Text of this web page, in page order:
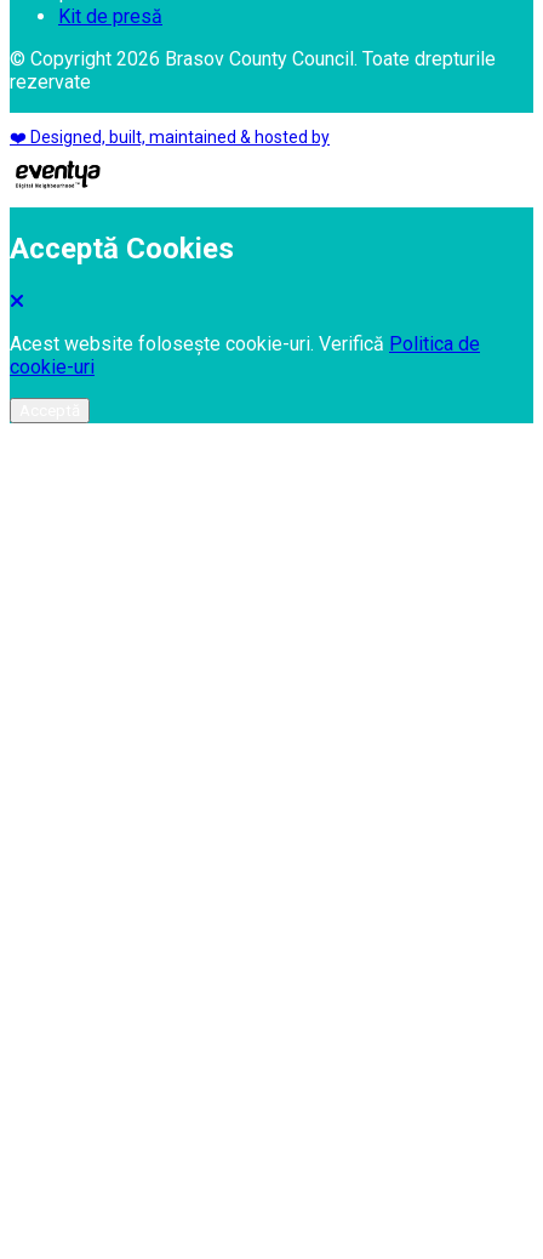
Kit de presă
© Copyright 2026 Brasov County Council. Toate drepturile
rezervate
❤️ Designed, built, maintained & hosted by
Acceptă Cookies
Acest website folosește cookie-uri. Verifică Politica de
cookie-uri